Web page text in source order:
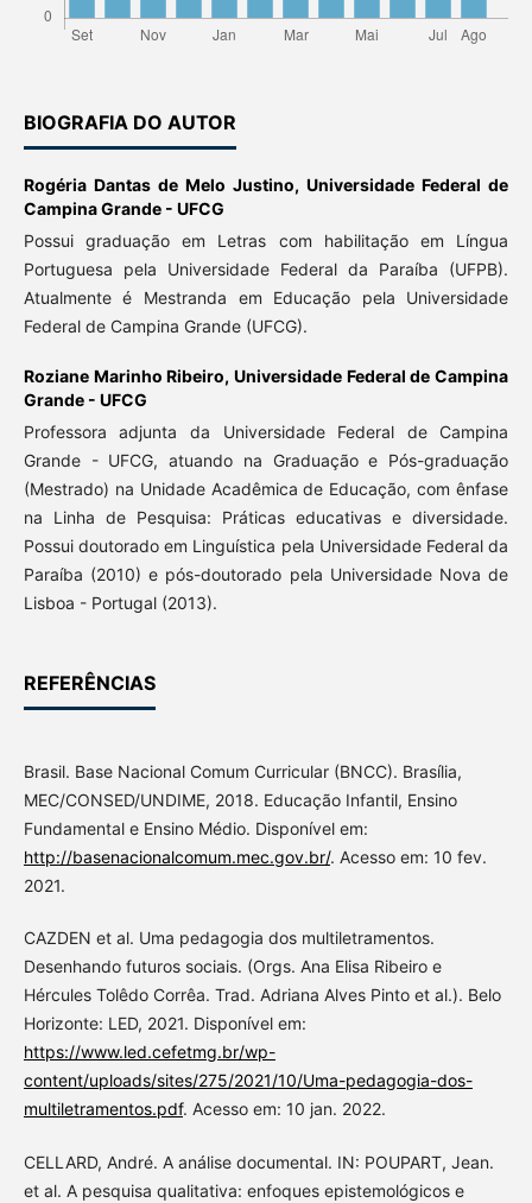
BIOGRAFIA DO AUTOR
Rogéria Dantas de Melo Justino,Universidade Federal de
Campina Grande - UFCG
Possui graduação em Letras com habilitação em Língua
Portuguesa pela Universidade Federal da Paraíba (UFPB).
Atualmente é Mestranda em Educação pela Universidade
Federal de Campina Grande (UFCG).
Roziane Marinho Ribeiro, Universidade Federal de Campina
Grande - UFCG
Professora adjunta da Universidade Federal de Campina
Grande - UFCG, atuando na Graduação e Pós-graduação
(Mestrado) na Unidade Acadêmica de Educação, com ênfase
na Linha de Pesquisa: Práticas educativas e diversidade.
Possui doutorado em Linguística pela Universidade Federal da
Paraíba (2010) e pós-doutorado pela Universidade Nova de
Lisboa - Portugal (2013).
REFERÊNCIAS
Brasil. Base Nacional Comum Curricular (BNCC). Brasília,
MEC/CONSED/UNDIME, 2018. Educação Infantil, Ensino
Fundamental e Ensino Médio. Disponível em:
http://basenacionalcomum.mec.gov.br/. Acesso em: 10 fev.
2021.
CAZDEN et al. Uma pedagogia dos multiletramentos.
Desenhando futuros sociais. (Orgs. Ana Elisa Ribeiro e
Hércules Tolêdo Corrêa. Trad. Adriana Alves Pinto et al.). Belo
Horizonte: LED, 2021. Disponível em:
https://www.led.cefetmg.br/wp-
content/uploads/sites/275/2021/10/Uma-pedagogia-dos-
multiletramentos.pdf. Acesso em: 10 jan. 2022.
CELLARD, André. A análise documental. IN: POUPART, Jean.
et al. A pesquisa qualitativa: enfoques epistemológicos e